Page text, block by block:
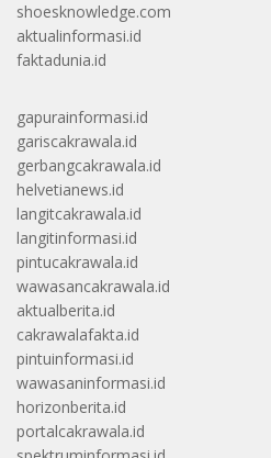
shoesknowledge.com
aktualinformasi.id
faktadunia.id
gapurainformasi.id
gariscakrawala.id
gerbangcakrawala.id
helvetianews.id
langitcakrawala.id
langitinformasi.id
pintucakrawala.id
wawasancakrawala.id
aktualberita.id
cakrawalafakta.id
pintuinformasi.id
wawasaninformasi.id
horizonberita.id
portalcakrawala.id